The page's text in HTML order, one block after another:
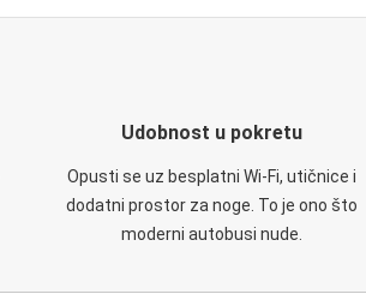
Udobnost u pokretu
Opusti se uz besplatni Wi-Fi, utičnice i
dodatni prostor za noge. To je ono što
moderni autobusi nude.